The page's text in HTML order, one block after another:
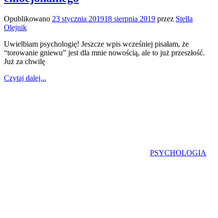
Opublikowano 23 stycznia 201918 sierpnia 2019 przez Stella
Olejnik
Uwielbiam psychologię! Jeszcze wpis wcześniej pisałam, że
“torowanie gniewu” jest dla mnie nowością, ale to już przeszłość.
Już za chwilę
Czytaj dalej...
PSYCHOLOGIA